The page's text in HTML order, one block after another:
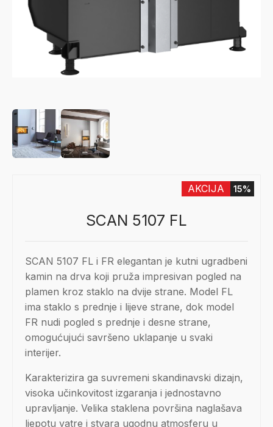
SCAN 5107 FL
AKCIJA 15%
SCAN 5107 FL i FR elegantan je kutni ugradbeni
kamin na drva koji pruža impresivan pogled na
plamen kroz staklo na dvije strane. Model FL
ima staklo s prednje i lijeve strane, dok model
FR nudi pogled s prednje i desne strane,
omogućujući savršeno uklapanje u svaki
interijer.
Karakterizira ga suvremeni skandinavski dizajn,
visoka učinkovitost izgaranja i jednostavno
upravljanje. Velika staklena površina naglašava
ljepotu vatre i stvara ugodnu atmosferu u